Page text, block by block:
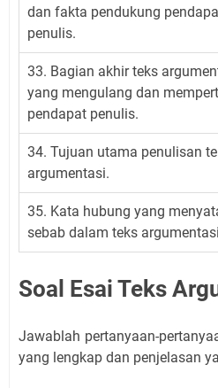
dan fakta pendukung
penulis.
33. Bagian akhir teks
yang mengulang dan
pendapat penulis.
34. Tujuan utama penulisan
argumentasi.
35. Kata hubung yang
sebab dalam teks
Soal Esai Teks
Jawablah pertanyaan-
yang lengkap dan penjelasan